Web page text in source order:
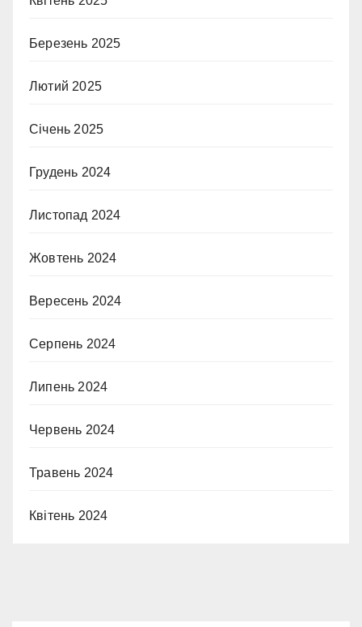
Березень 2025
Лютий 2025
Січень 2025
Грудень 2024
Листопад 2024
Жовтень 2024
Вересень 2024
Серпень 2024
Липень 2024
Червень 2024
Травень 2024
Квітень 2024